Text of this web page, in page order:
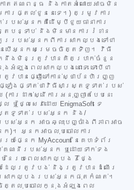
ាតឥណពន្ធ និងកាតអំណោយអាចមិន
រផ្តល់ជូននេះទេ។) តម្រូវការ
បស់អ្នកគឺដើម្បីជួយធានាការ
តបន្ទាប់ និងមិនមានការរំខាន
របស់អ្នកពីការសាកល្បងទៅជា
នបើអ្នកសម្រេចចិត្តទិញ។ វិធី
នឹងមិនត្រូវបានគិតប្រាក់ចំនួន
ឡុងពេលសាកល្បងនោះទេ ទោះបីជា
រូវបានផ្ញើទៅកាន់ស្ថាប័នហិរញ្ញ
ៀងផ្ទាត់ថាវិធីសាស្ត្រទូទាត់របស់
ារដាក់ស្នើការអនុញ្ញាតបែបនេះ
ថ្លៃសេវាដោយ EnigmaSoft ទេ
ត្រទូទាត់របស់អ្នក និង/
អ្នក អាចឆ្លុះបញ្ចាំងពីភាពអាច
)។ អ្នកអាចលុបចោលការ
ផ្នែក MyAccount នៃគេហទំព័រ
ាប់គណនីរបស់អ្នក ឬដោយទាក់ទង
នៃរយៈពេលសាកល្បង 7 ថ្ងៃ
ៃដែលត្រូវបង់ និងត្រូវបានដំណើរ
រសាកល្បងរបស់អ្នកផុតកំណត់។
ត្តលុបចោលក្នុងអំឡុងពេល